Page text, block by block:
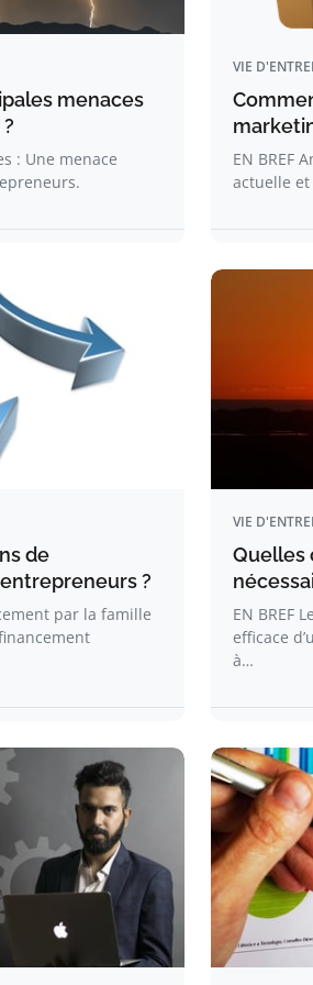
menaces
: Une menace
VIE
EN BREF
actuelle
de
?
par la famille
VIE
Quelles
EN BREF
efficace
à…